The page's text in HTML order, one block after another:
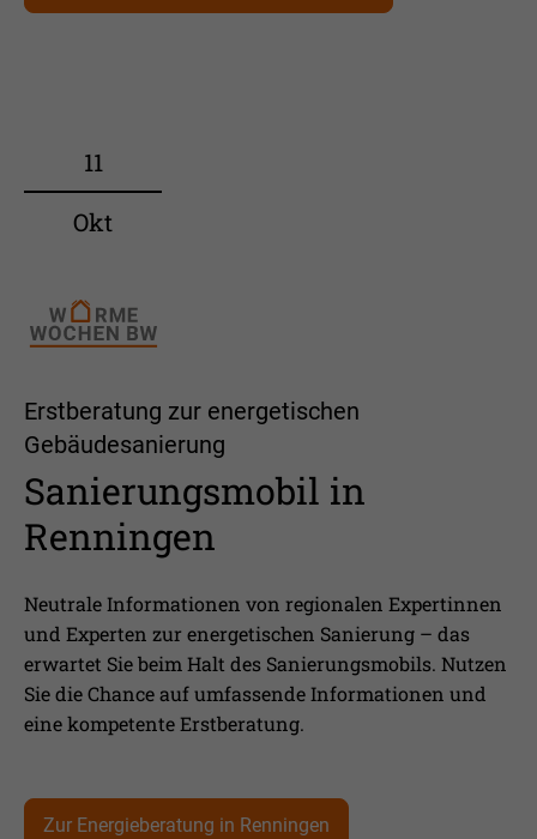
11
Okt
Erstberatung zur energetischen
Gebäudesanierung
Sanierungsmobil in
Renningen
Neutrale Informationen von regionalen Expertinnen
und Experten zur energetischen Sanierung – das
erwartet Sie beim Halt des Sanierungsmobils. Nutzen
Sie die Chance auf umfassende Informationen und
eine kompetente Erstberatung.
Zur Energieberatung in Renningen